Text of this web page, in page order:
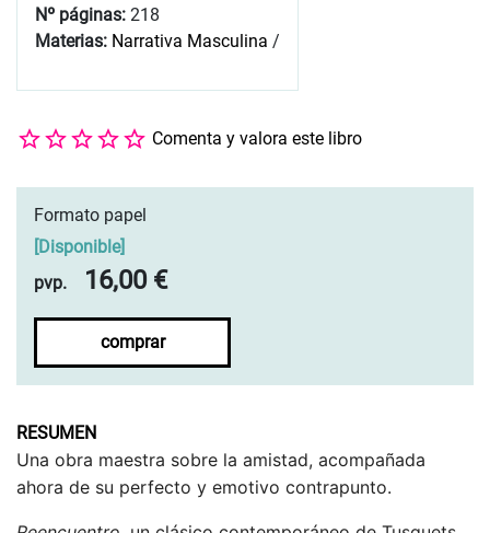
Nº páginas: 218
Materias: Narrativa Masculina /
Comenta y valora este libro
Formato papel
Disponible]
pvp.
16,00 €
comprar
RESUMEN
Una obra maestra sobre la amistad, acompañada
ahora de su perfecto y emotivo contrapunto.